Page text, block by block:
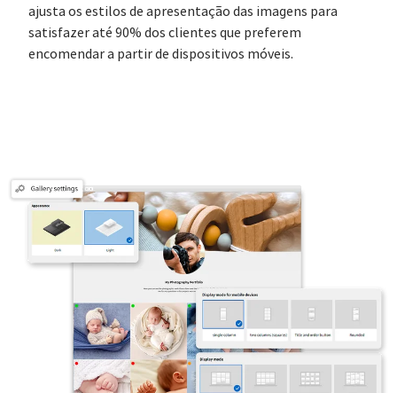
ajusta os estilos de apresentação das imagens para
satisfazer até 90% dos clientes que preferem
encomendar a partir de dispositivos móveis.